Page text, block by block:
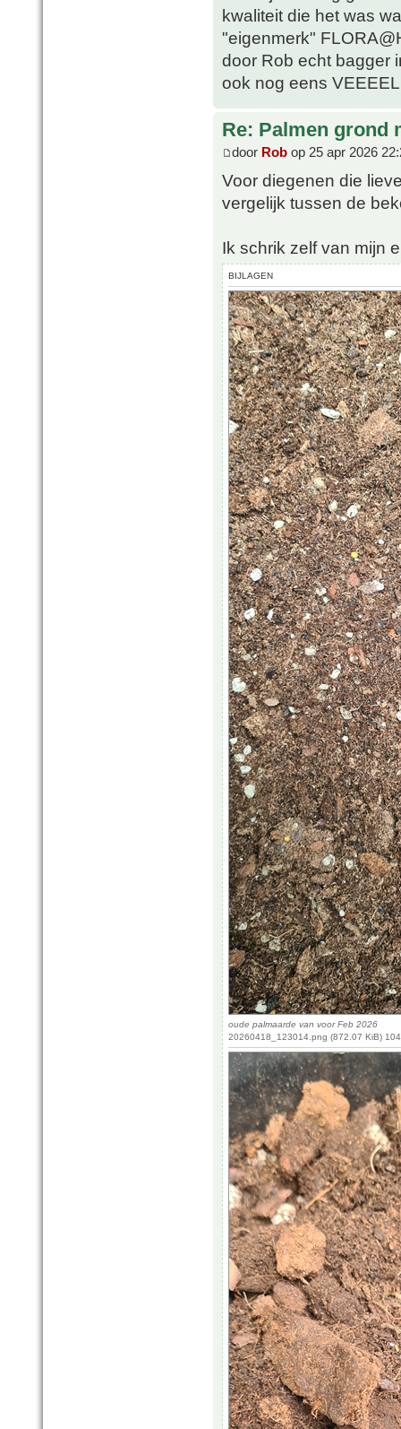
kwaliteit die het was
"eigenmerk"
door Rob echt bagger
ook nog eens
Re: Palmen grond
door Rob op 25 apr 2026
Voor diegenen die
vergelijk tussen de
Ik schrik zelf van mijn
BIJLAGEN
oude palmaarde van voor Feb 2026
20260418_123014.png (872.07 KiB)